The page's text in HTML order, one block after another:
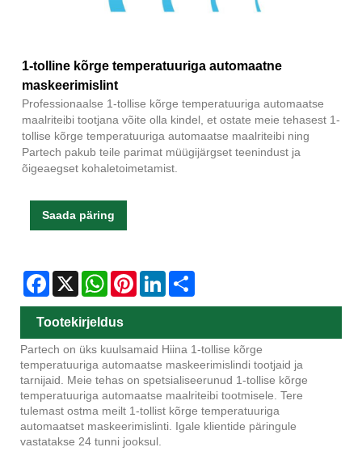
1-tolline kõrge temperatuuriga automaatne
maskeerimislint
Professionaalse 1-tollise kõrge temperatuuriga automaatse
maalriteibi tootjana võite olla kindel, et ostate meie tehasest 1-
tollise kõrge temperatuuriga automaatse maalriteibi ning
Partech pakub teile parimat müügijärgset teenindust ja
õigeaegset kohaletoimetamist.
Saada päring
Facebook
X WhatsAppPinterestLinkedIn
Tootekirjeldus
Partech on üks kuulsamaid Hiina 1-tollise kõrge
temperatuuriga automaatse maskeerimislindi tootjaid ja
tarnijaid. Meie tehas on spetsialiseerunud 1-tollise kõrge
temperatuuriga automaatse maalriteibi tootmisele. Tere
tulemast ostma meilt 1-tollist kõrge temperatuuriga
automaatset maskeerimislinti. Igale klientide päringule
vastatakse 24 tunni jooksul.